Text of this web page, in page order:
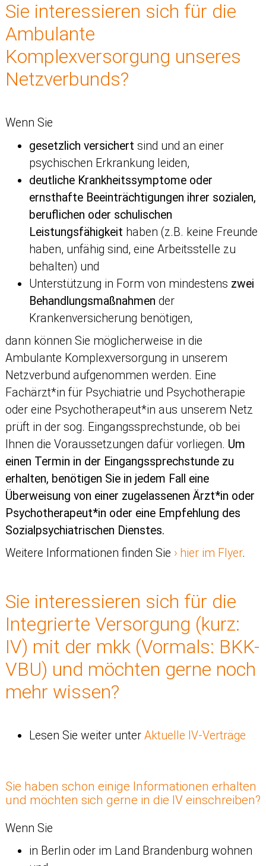
Sie interessieren sich für die
Ambulante
Komplexversorgung unseres
Netzverbunds?
Wenn Sie
gesetzlich versichert sind und an einer
psychischen Erkrankung leiden,
deutliche Krankheitssymptome oder
ernsthafte Beeinträchtigungen ihrer sozialen,
beruflichen oder schulischen
Leistungsfähigkeit haben (z.B. keine Freunde
haben, unfähig sind, eine Arbeitsstelle zu
behalten) und
Unterstützung in Form von mindestens zwei
Behandlungsmaßnahmen der
Krankenversicherung benötigen,
dann können Sie möglicherweise in die
Ambulante Komplexversorgung in unserem
Netzverbund aufgenommen werden. Eine
Fachärzt*in für Psychiatrie und Psychotherapie
oder eine Psychotherapeut*in aus unserem Netz
prüft in der sog. Eingangssprechstunde, ob bei
Ihnen die Voraussetzungen dafür vorliegen. Um
einen Termin in der Eingangssprechstunde zu
erhalten, benötigen Sie in jedem Fall eine
Überweisung von einer zugelassenen Ärzt*in oder
Psychotherapeut*in oder eine Empfehlung des
Sozialpsychiatrischen Dienstes.
Weitere Informationen finden Sie
hier im Flyer.
Sie interessieren sich für die
Integrierte Versorgung (kurz:
IV) mit der mkk (Vormals: BKK-
VBU) und möchten gerne noch
mehr wissen?
Lesen Sie weiter unter Aktuelle IV-Verträge
Sie haben schon einige Informationen erhalten
und möchten sich gerne in die IV einschreiben?
Wenn Sie
in Berlin oder im Land Brandenburg wohnen